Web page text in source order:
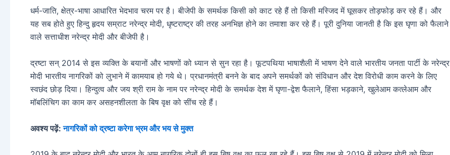
धर्म-जाति, क्षेत्र-भाषा आधारित भेदभाव चरम पर है। बीजेपी के समर्थक किसी को काट रहे हैं तो किसी मस्जिद में घूसकर तोड़फोड़ कर रहे हैं। और
यह सब होते हुए हिन्दु हृदय सम्राट नरेन्द्र मोदी, धृष्टराष्ट्र की तरह अनभिज्ञ होने का तमाशा कर रहे हैं। पूरी दुनिया जानती है कि इस घृणा को फैलाने
वाले सत्ताधीश नरेन्द्र मोदी और बीजेपी है।
द्रष्टा सन् 2014 से इस व्यक्ति के बयानों और भाषणों को ध्यान से सुन रहा है। फूटपथिया भाषाशैली में भाषण देने वाले भारतीय जनता पार्टी के नरेन्द्र
मोदी भारतीय नागरिकों को लुभाने में कामयाब हो गये थे। प्रधानमंत्री बनने के बाद अपने समर्थकों को संविधान और देश विरोधी काम करने के लिए
स्वछंद छोड़ दिया। हिन्दुत्व और जय श्री राम के नाम पर नरेन्द्र मोदी के समर्थक देश में घृणा-द्वेश फैलाने, हिंसा भड़काने, खुलेआम कत्लेआम और
मॉबलिंचिग का काम कर असहनशीलता के बिष वृक्ष को सींच रहे हैं।
अवश्य पढ़ें:नागरिकों को द्रष्टा करेगा भ्रम और भय से मुक्त